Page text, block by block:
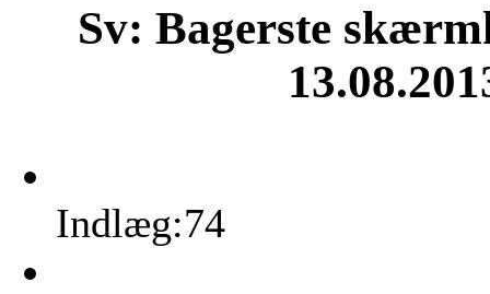
Sv: Bagerste
Indlæg:74